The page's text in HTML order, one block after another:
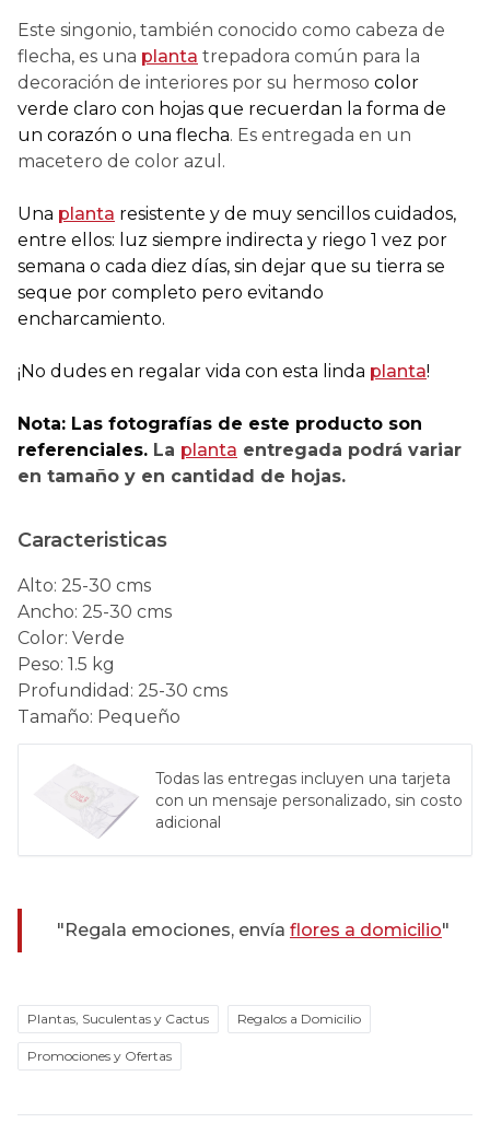
Este singonio, también conocido como cabeza de
flecha, es una planta trepadora común para la
decoración de interiores por su hermoso color
verde claro con hojas que recuerdan la forma de
un corazón o una flecha. Es entregada en un
macetero de color azul.
Una planta resistente y de muy sencillos cuidados,
entre ellos: luz siempre indirecta y riego 1 vez por
semana o cada diez días, sin dejar que su tierra se
seque por completo pero evitando
encharcamiento.
¡No dudes en regalar vida con esta linda planta!
Nota: Las fotografías de este producto son
referenciales. La planta entregada podrá variar
en tamaño y en cantidad de hojas.
Caracteristicas
Alto: 25-30 cms
Ancho: 25-30 cms
Color: Verde
Peso: 1.5 kg
Profundidad : 25-30 cms
Tamaño: Pequeño
Todas las entregas incluyen una tarjeta
con un mensaje personalizado, sin costo
adicional
"Regala emociones, envía flores a domicilio"
Plantas, Suculentas y Cactus Regalos a Domicilio
Promociones y Ofertas